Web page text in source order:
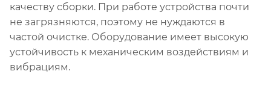
качеству сборки. При работе устройства почти
не загрязняются, поэтому не нуждаются в
частой очистке. Оборудование имеет высокую
устойчивость к механическим воздействиям и
вибрациям.